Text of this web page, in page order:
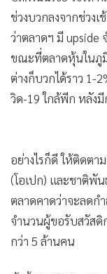
• MGR Live
• Infographic
• การเมือง
• ท่องเที่ยว
• กีฬา
• เศรษฐกิจ-ธุรกิจ
•
ชุมชน-คุณภาพชีวิต
อาชญากรรม
ช่วงบวกลงจากช่วง
ว่าตลาดฯ มี upside
ขณะที่ตลาดหุ้นในภูมิ
ต่างก็บวกได้ราว 1-
วิด-19 ใกล้พีก หลัง
อย่างไรก็ดี ให้ติดต
(โอเปก) และชาติพั
ตลาดคาดว่าจะลดก
จำนวนผู้ขอรับสวัสดิ
กว่า 5 ล้านคน